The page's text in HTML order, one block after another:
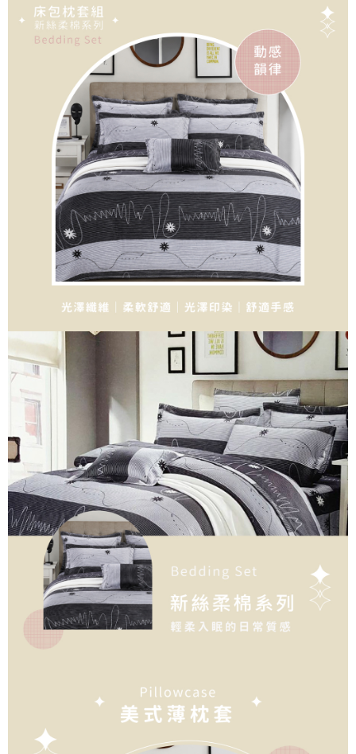
3.實際核准額度、可分期數及費用金額請依後續交易確認頁面所載為準。
4.訂單成立30分鐘內，如未前往確認交易或遇審核未通過，訂單將自動取
消。如遇「轉專審核」未通過狀況，表示未達大哥付你分期系統評分，恕無
【繳款方式說明】
1.分期款項不併入電信帳單，「大哥付你分期」於每月結算日後寄送繳費提
2.透過簡訊連結打開帳單後，可選擇「超商條碼／台灣大直營門市／銀行轉
帳／街口支付／iPASS MONEY」等通路繳費。
【注意事項】
1.本服務係由「台灣大哥大股份有限公司」（以下簡稱本公司）所提供，讓
用戶於交易時，得透過本服務購買商品或服務，並由商店將買賣／分期付款
買賣價金債權讓與本公司後，依約使用本公司帳單繳交帳款。
2.基於同意付款使用「大哥付你分期」之契約關係目的，商店將以您的個人
資料（包含姓名、電話或地址）提供予台灣大哥大進項蒐集、處理及利用，
由本公司與您本人進行分期帳單所需資料之確認、核對及更正。
3.完整用戶服務條款，請詳閱以下連結：https://oppay.tw/userRule
便利好安心！
１．簡單：不需註冊會員、不需綁卡、不需儲值。
２．便利：只要手機號碼，簡訊認證，即可結帳。
３．安心：先確認商品／服務後，再付款。
【「AFTEE先享後付」結帳流程】
１．於結帳方式選擇「AFTEE先享後付」後，將跳轉至「AFTEE先享後付」
結帳頁面，進行簡訊認證並確認金額後，即可完成結帳。
２．訂單成立數日內，您將收到繳費通知簡訊。
３．收到繳費通知簡訊後14天內，點擊此簡訊中的連結，可透過四大超商／
ATM／網路銀行／等多元方式進行付款，方視為交易完成。
※ 請注意：結帳手續完成當下不需立刻繳費，但若您需要取消訂單，請聯絡
購買商品的店家。未經商家同意取消之訂單仍視為有效，需透過AFTEE先享
後付繳納相關費用。
※ 交易是否成功請以「AFTEE先享後付 」之結帳頁面顯示為準，若有關於
是否繳費成功／繳費後需取消欲退款等相關疑問，請聯繫「AFTEE先享後付
客戶支援中心」https://netprotections.freshdesk.com/support/home
【注意事項】
１．透過由恩沛科技股份有限公司提供之「AFTEE先享後付」服務完成之交
權轉讓予恩沛科技股份有限公司。
https://aftee.tw/terms/#terms3
３．未成年的使用者請事先徵得法定代理人或監護人之同意方可使用
「AFTEE先享後付」，若未經同意申辦者引起之損失，本公司不負相關責
４．使用「AFTEE先享後付」時，將依據個別帳號之用戶狀況，依本公司即
時審查核予不同之上限額度；若仍有額度不足之情形，本公司將視審查結果
請求用戶進行身份認證。
５．嚴禁一人註冊多個帳號或使用他人資訊註冊。若發現惡意使用之情形，
恩沛科技股份有限公司將有權停止該用戶之使用額度並採取法律行動。
運送方式
每筆NT$65，滿NT$990(含以上)免運費
付款後全家取貨
每筆NT$65，滿NT$990(含以上)免運費
萊爾富取貨付款
每筆NT$60，滿NT$990(含以上)免運費
付款後萊爾富取貨
每筆NT$60，滿NT$990(含以上)免運費
7-11取貨付款
每筆NT$65，滿NT$990(含以上)免運費
付款後7-11取貨
每筆NT$65，滿NT$990(含以上)免運費
大型超重物流運送
每筆NT$150，滿NT$990(含以上)免運費
郵局包裹
每筆NT$250